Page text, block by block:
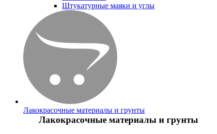
Штукатурные маяки и углы
Лакокрасочные материалы и грунты
Лакокрасочные материалы и грунты